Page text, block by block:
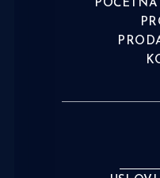
POČETNA